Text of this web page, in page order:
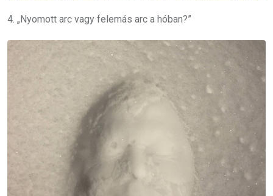
4. „Nyomott arc vagy felemás arc a hóban?”